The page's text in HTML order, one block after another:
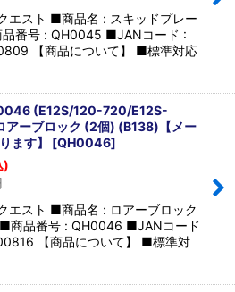
エスト ■商品名 : スキッドプレー
品番号 : QH0045 ■JANコード :
【商品について】 ■標準対応
(E12S/120-720/E12S-
アーブロック (2個) (B138)【メー
ます】 [QH0046]
)
エスト ■商品名 : ロアーブロック
商品番号 : QH0046 ■JANコード
【商品について】 ■標準対